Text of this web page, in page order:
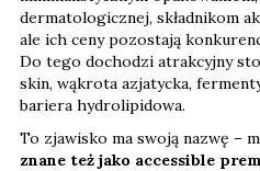
dermatologicznej, składnikom
ale ich ceny pozostają
Do tego dochodzi atrakcyjny
skin, wąkrota azjatycka,
bariera hydrolipidowa.
To zjawisko ma swoją nazwę – m
znane też jako accessible